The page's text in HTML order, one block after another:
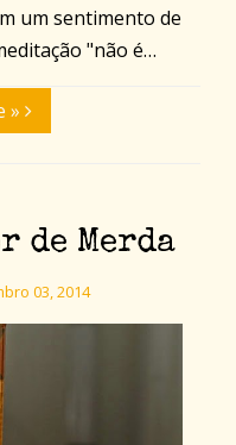
um sentimento de
"não é…
»
de Merda
03, 2014